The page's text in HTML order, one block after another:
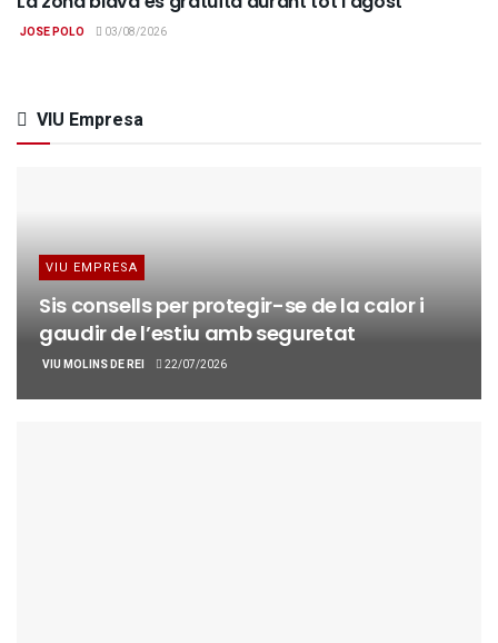
JOSE POLO 03/08/2026
VIU Empresa
VIU EMPRESA
Sis consells per protegir-se de la calor i
gaudir de l’estiu amb seguretat
VIU MOLINS DE REI 22/07/2026